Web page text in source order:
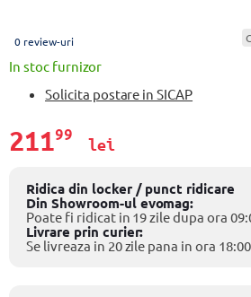
0 review-uri
In stoc furnizor
Solicita postare in SICAP
21199
lei
Ridica din locker / punct ridicare
Din Showroom-ul evomag:
Poate fi ridicat in 19 zile dupa ora
Livrare prin curier:
Se livreaza in 20 zile pana in ora 18:00